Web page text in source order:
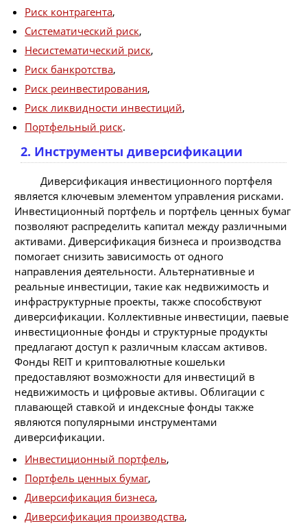
Риск контрагента,
Систематический риск,
Несистематический риск,
Риск банкротства,
Риск реинвестирования,
Риск ликвидности инвестиций,
Портфельный риск.
2. Инструменты диверсификации
Диверсификация инвестиционного портфеля
является ключевым элементом управления рисками.
Инвестиционный портфель и портфель ценных бумаг
позволяют распределить капитал между различными
активами. Диверсификация бизнеса и производства
помогает снизить зависимость от одного
направления деятельности. Альтернативные и
реальные инвестиции, такие как недвижимость и
инфраструктурные проекты, также способствуют
диверсификации. Коллективные инвестиции, паевые
инвестиционные фонды и структурные продукты
предлагают доступ к различным классам активов.
Фонды REIT и криптовалютные кошельки
предоставляют возможности для инвестиций в
недвижимость и цифровые активы. Облигации с
плавающей ставкой и индексные фонды также
являются популярными инструментами
диверсификации.
Инвестиционный портфель,
Портфель ценных бумаг,
Диверсификация бизнеса,
Диверсификация производства,